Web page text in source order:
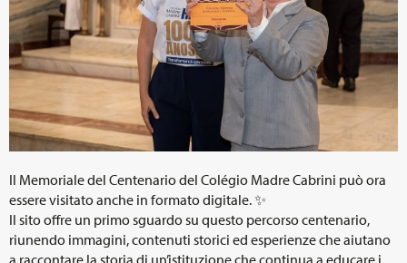
Il Memoriale del Centenario del Colégio Madre Cabrini può ora
essere visitato anche in formato digitale. ✨
Il sito offre un primo sguardo su questo percorso centenario,
riunendo immagini, contenuti storici ed esperienze che aiutano
a raccontare la storia di un’istituzione che continua a educare i